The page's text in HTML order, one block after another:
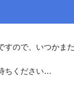
ので、いつかま
ちください…